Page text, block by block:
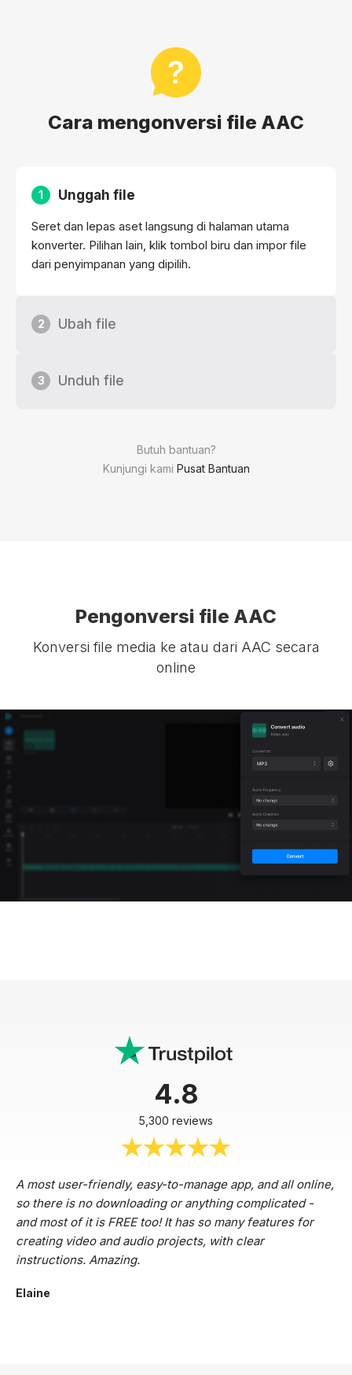
Cara mengonversi file AAC
Butuh bantuan?
Kunjungi kami Pusat Bantuan
1 Unggah file
Seret dan lepas aset langsung di halaman utama
konverter. Pilihan lain, klik tombol biru dan impor file
dari penyimpanan yang dipilih.
2 Ubah file
3 Unduh file
Pengonversi file AAC
Konversi file media ke atau dari AAC secara
online
4.8
5,300 reviews
A most user-friendly, easy-to-manage app, and all online,
so there is no downloading or anything complicated -
and most of it is FREE too! It has so many features for
creating video and audio projects, with clear
instructions. Amazing.
Elaine